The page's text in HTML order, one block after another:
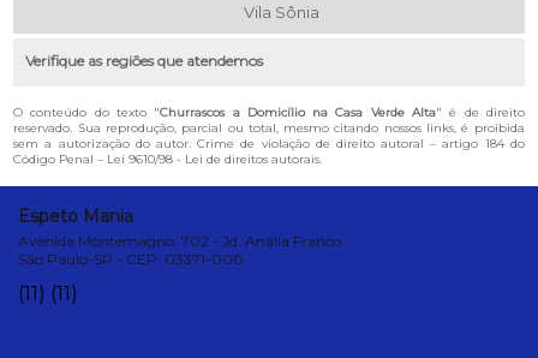
Vila Sônia
Verifique as regiões que atendemos
O conteúdo do texto "Churrascos a Domicílio na Casa Verde Alta" é de direito
reservado. Sua reprodução, parcial ou total, mesmo citando nossos links, é proibida
sem a autorização do autor. Crime de violação de direito autoral – artigo 184 do
Código Penal – Lei 9610/98 - Lei de direitos autorais.
Espeto Mania
Avenida Montemagno, 702 - Jd. Anália Franco
São Paulo-SP - CEP: 03371-000
(11) (11)